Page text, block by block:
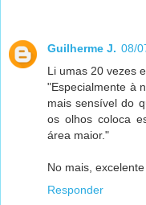
Guilherme J. 08/
Li umas 20 vezes
"Especialmente à
mais sensível do
os olhos coloca
área maior."
No mais,
Responder